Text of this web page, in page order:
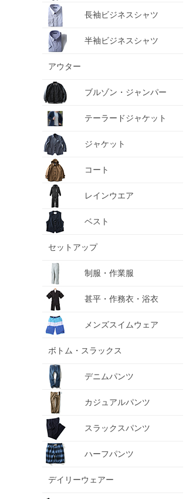
長袖ビジネスシャツ
半袖ビジネスシャツ
アウター
ブルゾン・ジャンパー
テーラードジャケット
ジャケット
コート
レインウエア
ベスト
セットアップ
制服・作業服
甚平・作務衣・浴衣
メンズスイムウェア
ボトム・スラックス
デニムパンツ
カジュアルパンツ
スラックスパンツ
ハーフパンツ
デイリーウェアー